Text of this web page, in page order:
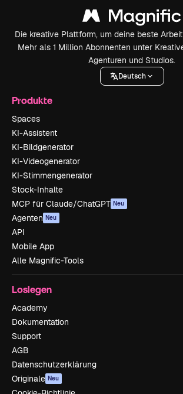
Die kreative Plattform, um deine beste
Mehr als 1 Million Abonnenten unter
Agenturen und Studios.
Deutsch
Produkte
Spaces
KI-Assistent
KI-Bildgenerator
KI-Videogenerator
KI-Stimmengenerator
Stock-Inhalte
MCP für Claude/ChatGPT Neu
Agenten Neu
API
Mobile App
Alle Magnific-Tools
Loslegen
Academy
Dokumentation
Support
AGB
Datenschutzerklärung
Originale Neu